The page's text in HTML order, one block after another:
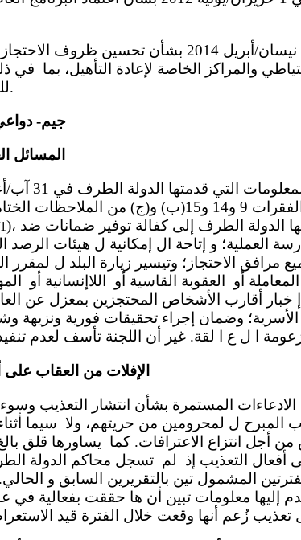
والمراكز الخاصة لإعادة التأهيل، بما في
للمحتجزين وظروفهم المعيشية.
جيم-
المسائل
التوصيات الواردة في الفقرات 9 و14 و15(ب) و(ج)
)، ال ت ي د ُ عيت فيها الدولة الطرف إلى كفالة توفير ضمانات ضد
العملية؛ و إتاحة ال إمكانية ل هيئات الرصد
مرافق الاحتجاز؛ وتيسير زيارة البلد ل
أو العقوبة القاسية أو اللاإنسانية أو
إ خبار أقارب الأشخاص المحتجزين بمعزل عن
وضمان إجراء تحقيقات فورية ونزيهة
الإفلات من العقاب
المبرح ل لمحرومين من حريتهم، ولا سيما
أجل انتزاع الاعترافات. كما يساورها قلق
أفعال التعذيب إذ لم تسجل محاكم الدولة
المشمول تين بالتقريرين السابق و
إليها معلومات تبين أن ها حققت بفعالية في